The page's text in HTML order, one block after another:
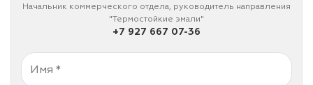
Начальник коммерческого отдела, руководитель направления
"Термостойкие эмали"
+7 927 667 07-36